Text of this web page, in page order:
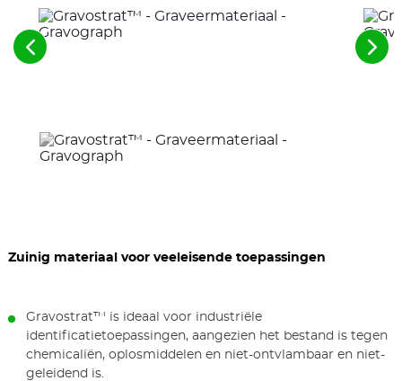
Zie
de
Zie
de
Zuinig materiaal voor veeleisende toepassingen
Gravostrat™ is ideaal voor industriële
identificatietoepassingen, aangezien het bestand is tegen
chemicaliën, oplosmiddelen en niet-ontvlambaar en niet-
geleidend is.